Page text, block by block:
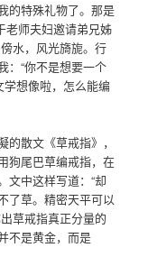
的特殊礼物了。那是
老师夫妇邀请弟兄姊
水，风光旖旎。行
：“你不是想要一个
学想像啦，怎么能编
散文《草戒指》，
狗尾巴草编戒指，在
文中这样写道：“却
了草。精密天平可以
草戒指真正分量的
不是黄金，而是